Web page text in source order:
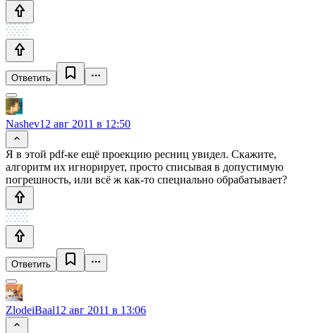
Ответить
Nashev12 авг 2011 в 12:50
Я в этой pdf-ке ещё проекцию ресниц увидел. Скажите,
алгоритм их игнорирует, просто списывая в допустимую
погрешность, или всё ж как-то специально обрабатывает?
Ответить
ZlodeiBaal12 авг 2011 в 13:06